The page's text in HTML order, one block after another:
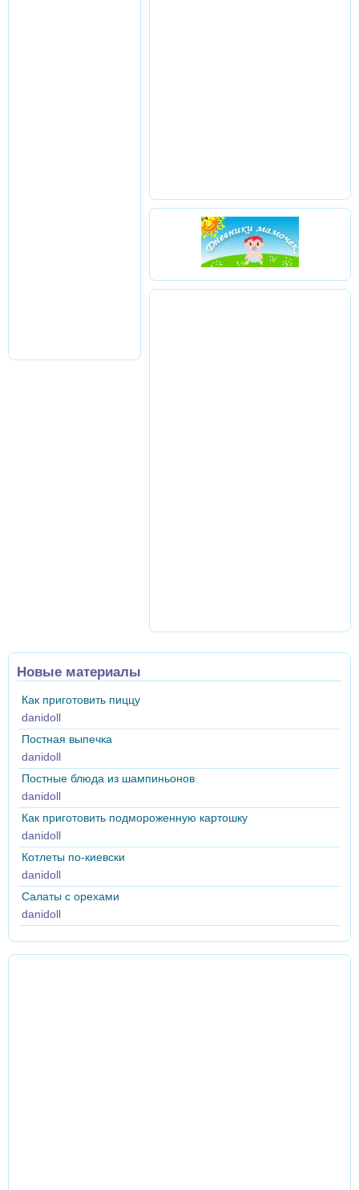
Новые материалы
Как приготовить пиццу
danidoll
Постная выпечка
danidoll
Постные блюда из шампиньонов
danidoll
Как приготовить подмороженную картошку
danidoll
Котлеты по-киевски
danidoll
Салаты с орехами
danidoll